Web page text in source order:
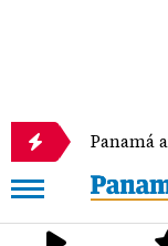
Panamá amplía